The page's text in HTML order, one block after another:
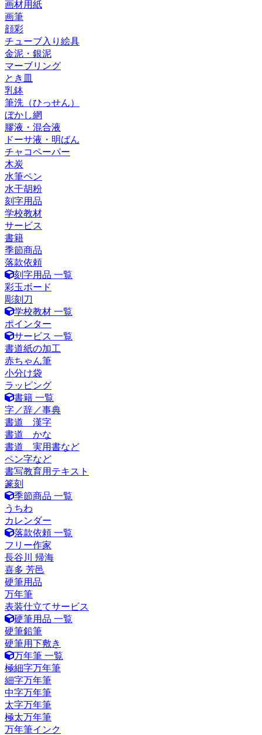
画材用紙
画筆
顔彩
チューブ入り絵具
金泥・銀泥
マーブリング
とき皿
乳鉢
筆洗（ひっせん）
ぼかし網
膠液・混合液
ドーサ液・明ばん
チャコペーパー
木炭
水筆ペン
水干胡粉
刻字用品
学校教材
サービス
書籍
季節商品
落款依頼
刻字用品 一覧
彩玉ボード
彫刻刀
学校教材 一覧
ポインター
サービス 一覧
書道紙の加工
赤ちゃん筆
小分け袋
ラッピング
書籍 一覧
字／辞／事典
書道 漢字
書道 かな
書道 実用書など
ペン字など
書写教育用テキスト
篆刻
季節商品 一覧
うちわ
カレンダー
落款依頼 一覧
フリー作家
長谷川 帰海
喜多 芳邑
硬筆用品
万年筆
表装仕立てサービス
硬筆用品 一覧
硬筆鉛筆
硬筆用下敷き
万年筆 一覧
極細字万年筆
細字万年筆
中字万年筆
太字万年筆
極太万年筆
万年筆インク